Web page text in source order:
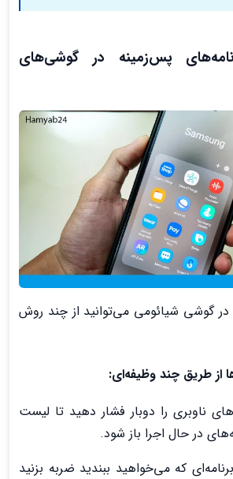
پس‌زمینه در گوشی‌های
در گوشی شیائومی می‌توانید از چند روش
از طریق چند وظیفه‌ای:
ناوبری را دوبار فشار دهید تا لیست
در حال اجرا باز شود.
که می‌خواهید ببندید ضربه بزنید